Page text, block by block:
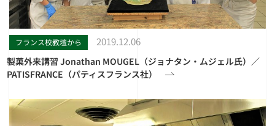
フランス校教壇から 2019.12.06
製菓外来講習 Jonathan MOUGEL（ジョナタン・ムジェル氏）／
PATISFRANCE（パティスフランス社）